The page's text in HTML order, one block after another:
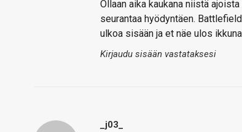
Ollaan aika kaukana niistä
seurantaa hyödyntäen.
ulkoa sisään ja et näe ulos
Kirjaudu sisään vastataksesi
_j03_